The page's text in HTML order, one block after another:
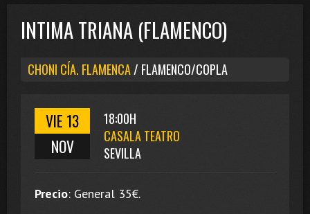
INTIMA TRIANA (FLAMENCO)
CHONI CÍA. FLAMENCA/ FLAMENCO/COPLA
VIE 13
NOV
18:00H
CASALA TEATRO
SEVILLA
Precio: General 35€.